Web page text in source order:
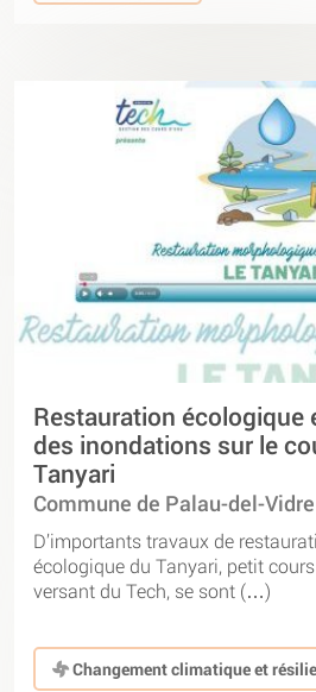
Restauration écologique
des inondations sur le
Tanyari
Commune de Palau-del-
D’importants travaux de
écologique du Tanyari, petit
versant du Tech, se sont (…)
Changement climatique et